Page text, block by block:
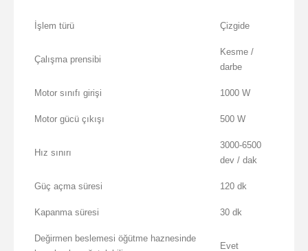
İşlem türü Çizgide
Çalışma prensibi
Kesme /
darbe
Motor sınıfı girişi 1000 W
Motor gücü çıkışı 500 W
Hız sınırı
3000-6500
dev / dak
Güç açma süresi 120 dk
Kapanma süresi 30 dk
Değirmen beslemesi öğütme haznesinde
Evet